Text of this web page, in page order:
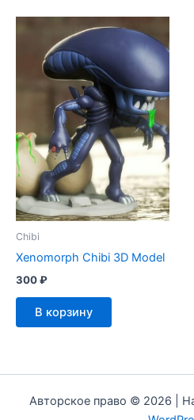
Chibi
Xenomorph Chibi 3D Model
300₽
В корзину
Авторское право © 2026 |